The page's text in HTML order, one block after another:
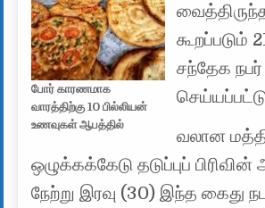
போர் காரணமாக
வாரத்திற்கு 10 பில்லியன்
உணவுகள் ஆபத்தில்
கூறப்படும்
சந்தேக
வலான
ஒழுக்கக்கேடு தடுப்புப்
நேற்று இரவு (30) இந்த கைது